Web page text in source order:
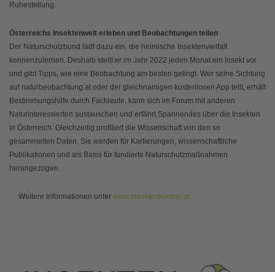
Ruhestellung.
Österreichs Insektenwelt erleben und Beobachtungen teilen
Der Naturschutzbund lädt dazu ein, die heimische Insektenvielfalt
kennenzulernen. Deshalb stellt er im Jahr 2022 jeden Monat ein Insekt vor
und gibt Tipps, wie eine Beobachtung am besten gelingt. Wer seine Sichtung
auf naturbeobachtung.at oder der gleichnamigen kostenlosen App teilt, erhält
Bestimmungshilfe durch Fachleute, kann sich im Forum mit anderen
Naturinteressierten austauschen und erfährt Spannendes über die Insekten
in Österreich. Gleichzeitig profitiert die Wissenschaft von den so
gesammelten Daten: Sie werden für Kartierungen, wissenschaftliche
Publikationen und als Basis für fundierte Naturschutzmaßnahmen
herangezogen.
Weitere Informationen unter www.insektenkenner.at